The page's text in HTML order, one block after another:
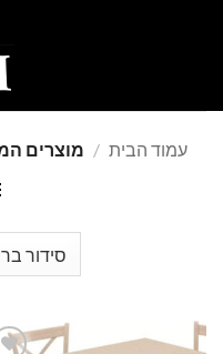
עמוד הבית / מוצרים